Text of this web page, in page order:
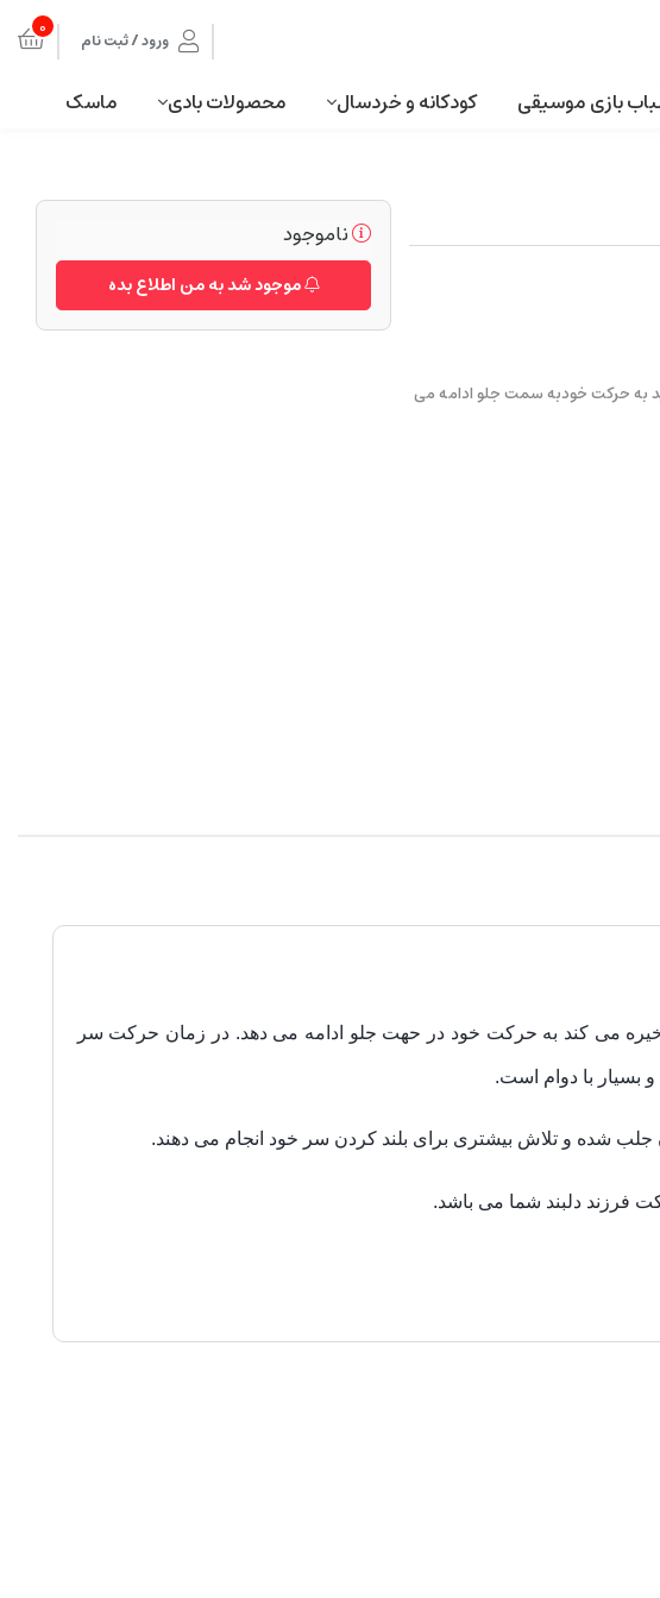
ورود / ثبت نام 0
بازی موسیقی کودکانه و خردسال محصولات بادی ماسک
به حرکت خودبه سمت جلو ادامه می
ناموجود
موجود شد به من اطلاع بده
می کند به حرکت خود در حهت جلو ادامه می دهد. در زمان حرکت سر
بسیار با دوام است.
جلب شده و تلاش بیشتری برای بلند کردن سر خود انجام می دهند.
فرزند دلبند شما می باشد.